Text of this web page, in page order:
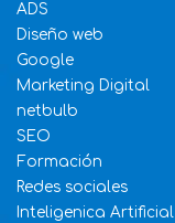
ADS
Diseño web
Google
Marketing Digital
netbulb
SEO
Formación
Redes sociales
Inteligenica Artificial